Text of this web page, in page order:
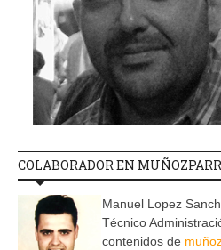
COLABORADOR EN
Manuel Lopez
Técnico
contenidos de